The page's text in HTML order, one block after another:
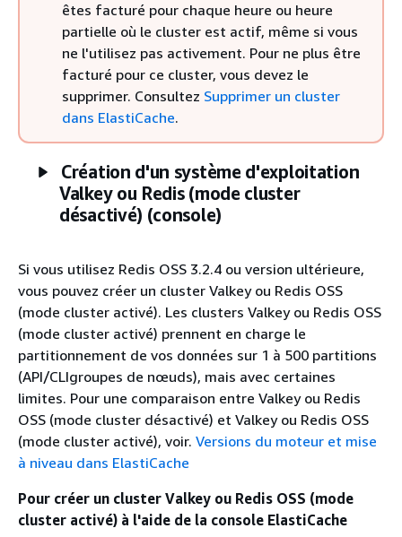
êtes facturé pour chaque heure ou heure
partielle où le cluster est actif, même si vous
ne l'utilisez pas activement. Pour ne plus être
facturé pour ce cluster, vous devez le
supprimer. Consultez Supprimer un cluster
dans ElastiCache.
Création d'un système d'exploitation
Valkey ou Redis (mode cluster
désactivé) (console)
Si vous utilisez Redis OSS 3.2.4 ou version ultérieure,
vous pouvez créer un cluster Valkey ou Redis OSS
(mode cluster activé). Les clusters Valkey ou Redis OSS
(mode cluster activé) prennent en charge le
partitionnement de vos données sur 1 à 500 partitions
(API/CLIgroupes de nœuds), mais avec certaines
limites. Pour une comparaison entre Valkey ou Redis
OSS (mode cluster désactivé) et Valkey ou Redis OSS
(mode cluster activé), voir. Versions du moteur et mise
à niveau dans ElastiCache
Pour créer un cluster Valkey ou Redis OSS (mode
cluster activé) à l'aide de la console ElastiCache